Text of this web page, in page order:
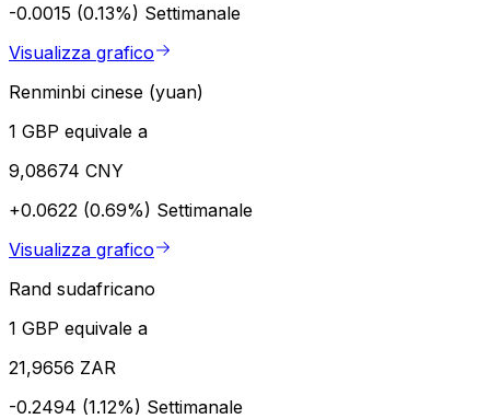
-0.0015 (0.13%) Settimanale
Visualizza grafico
Renminbi cinese (yuan)
1 GBP equivale a
9,08674 CNY
+0.0622 (0.69%) Settimanale
Visualizza grafico
Rand sudafricano
1 GBP equivale a
21,9656 ZAR
-0.2494 (1.12%) Settimanale